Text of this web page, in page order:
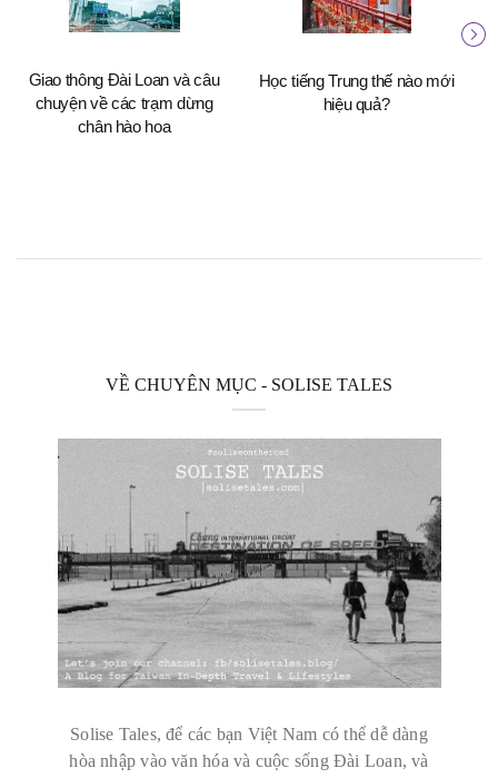
Giao thông Đài Loan và câu
chuyện về các trạm dừng
chân hào hoa
Học tiếng Trung thế nào mới
hiệu quả?
VỀ CHUYÊN MỤC - SOLISE TALES
Solise Tales, để các bạn Việt Nam có thể dễ dàng
hòa nhập vào văn hóa và cuộc sống Đài Loan, và